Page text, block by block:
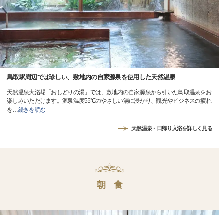
鳥取駅周辺では珍しい、敷地内の自家源泉を使用した天然温泉
天然温泉大浴場「おしどりの湯」では、敷地内の自家源泉から引いた鳥取温泉をお
楽しみいただけます。源泉温度56℃のやさしい湯に浸かり、観光やビジネスの疲れ
を…続きを読む
天然温泉・日帰り入浴を詳しく見る
朝 食